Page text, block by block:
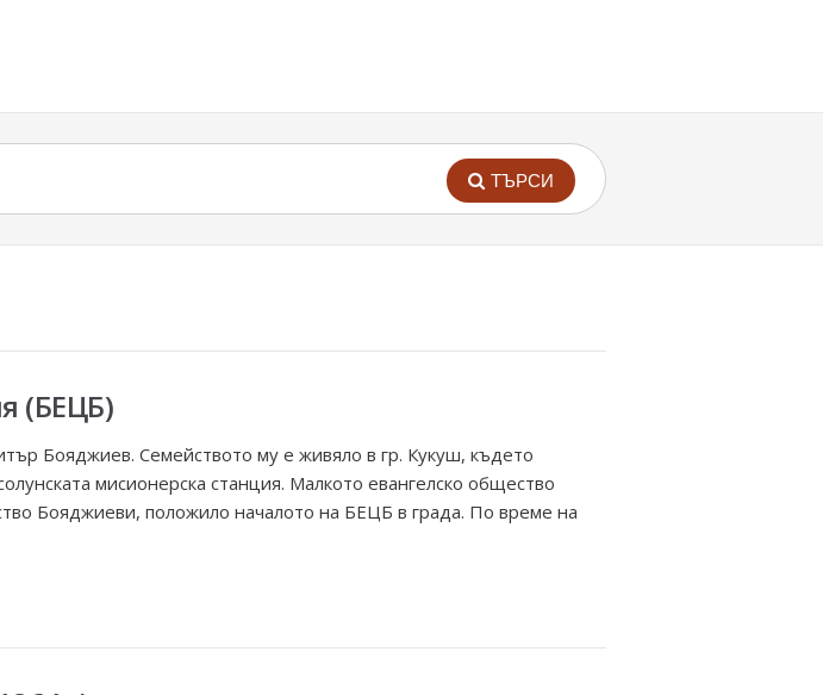
ТЪРСИ
(БЕЦБ)
Бояджиев. Семейството му е живяло в гр. Кукуш, където
мисионерска станция. Малкото евангелско общество
Бояджиеви, положило началото на БЕЦБ в града. По време на